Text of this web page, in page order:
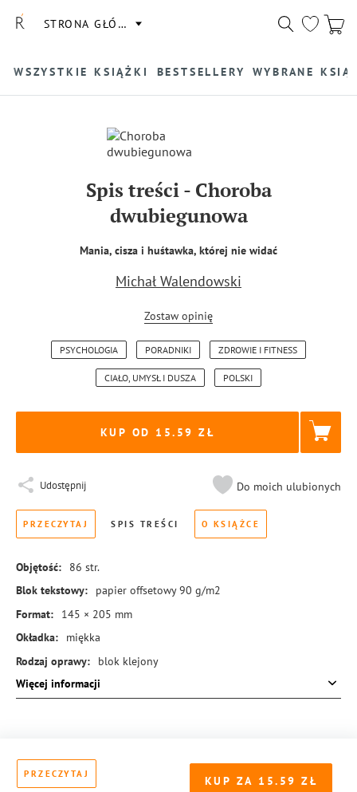
STRONA GŁÓWNA
WSZYSTKIE KSIĄŻKI BESTSELLERY WYBRANE
Spis treści- Choroba
dwubiegunowa
Mania, cisza i huśtawka, której nie widać
Michał Walendowski
Zostaw opinię
PSYCHOLOGIA PORADNIKI ZDROWIE I FITNESS
CIAŁO, UMYSŁ I DUSZA POLSKI
KUP OD 15.59
Udostępnij Do moich ulubionych
PRZECZYTAJ SPIS TREŚCI O KSIĄŻCE
Objętość: 86 str.
Blok tekstowy:
papier offsetowy 90 g/m2
Format:
145 × 205 mm
Okładka:
miękka
Rodzaj oprawy:
blok klejony
ISBN:
978-83-8440-579-6
Więcej informacji
KUP ZA 15.59
PRZECZYTAJ